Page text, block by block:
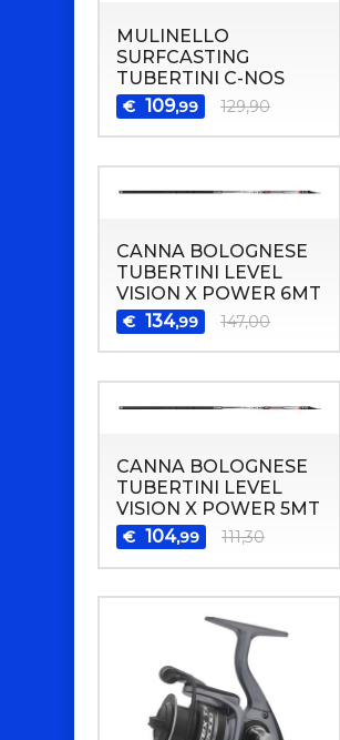
MULINELLO
SURFCASTING
TUBERTINI C-NOS
€ 109,99 129,90
CANNA BOLOGNESE
TUBERTINI LEVEL
VISION X POWER 6MT
€ 134,99 147,00
CANNA BOLOGNESE
TUBERTINI LEVEL
VISION X POWER 5MT
€ 104,99 111,30